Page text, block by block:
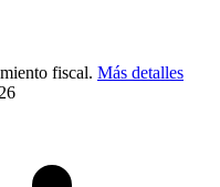
fiscal. Más detalles